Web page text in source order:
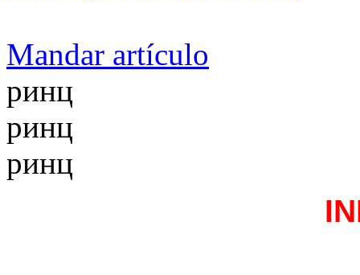
Mandar artículo
ринц
ринц
ринц